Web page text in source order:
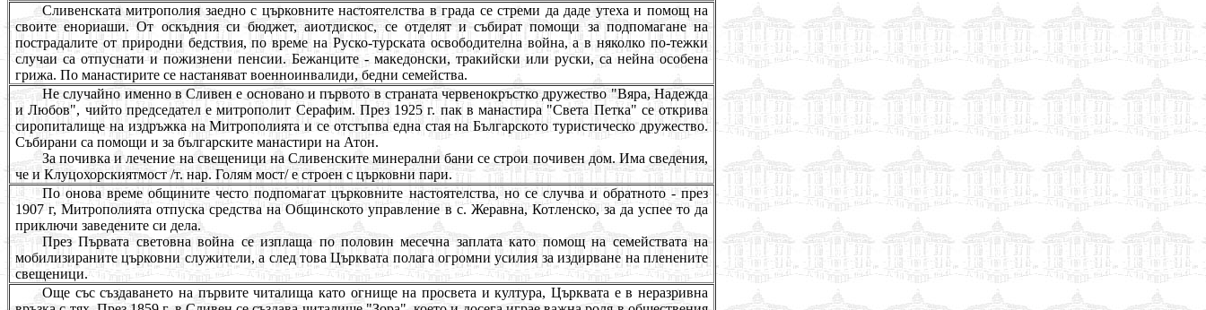
Сливенската митрополия заедно с църковните настоятелства в града се стреми да даде утеха и помощ на
своите енориаши. От оскъдния си бюджет, аиотдискос, се отделят и събират помощи за подпомагане на
пострадалите от природни бедствия, по време на Руско-турската освободителна война, а в няколко по-тежки
случаи са отпуснати и пожизнени пенсии. Бежанците - македонски, тракийски или руски, са нейна особена
грижа. По манастирите се настаняват военноинвалиди, бедни семейства.
Не случайно именно в Сливен е основано и първото в страната червенокръстко дружество "Вяра, Надежда
и Любов", чийто председател е митрополит Серафим. През 1925 г. пак в манастира "Света Петка" се открива
сиропиталище на издръжка на Митрополията и се отстъпва една стая на Българското туристическо дружество.
Събирани са помощи и за българските манастири на Атон.
За почивка и лечение на свещеници на Сливенските минерални бани се строи почивен дом. Има сведения,
че и Клуцохорскиятмост /т. нар. Голям мост/ е строенс църковни пари.
По онова време общините често подпомагат църковните настоятелства, но се случва и обратното - през
1907 г, Митрополията отпуска средства на Общинското управление в с. Жеравна, Котленско, за да успее то да
приключи заведените си дела.
През Първата световна война се изплаща по половин месечна заплата като помощ на семействата на
мобилизираните църковни служители, а след това Църквата полага огромни усилия за издирване на пленените
свещеници.
Още със създаването на първите читалища като огнище на просвета и култура, Църквата е в неразривна